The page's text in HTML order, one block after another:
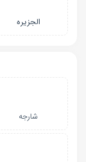
الجزیره
شارجه